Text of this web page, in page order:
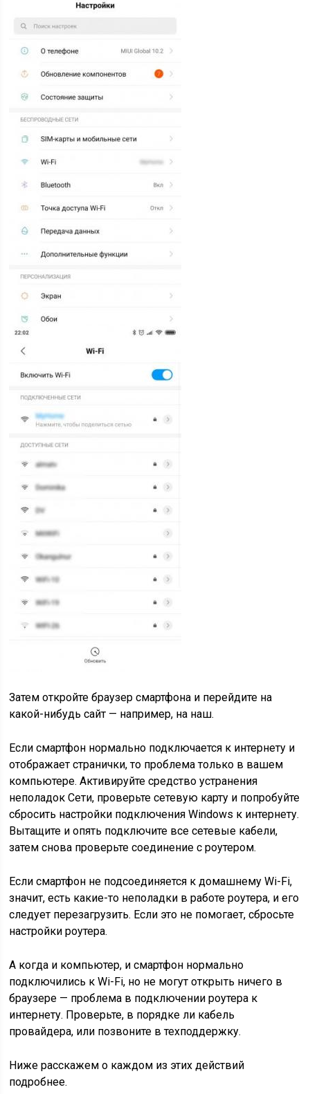
Затем откройте браузер смартфона и перейдите на
какой-нибудь сайт — например, на наш.
Если смартфон нормально подключается к интернету и
отображает странички, то проблема только в вашем
компьютере. Активируйте средство устранения
неполадок Сети, проверьте сетевую карту и попробуйте
сбросить настройки подключения Windows к интернету.
Вытащите и опять подключите все сетевые кабели,
затем снова проверьте соединение с роутером.
Если смартфон не подсоединяется к домашнему Wi-Fi,
значит, есть какие-то неполадки в работе роутера, и его
следует перезагрузить. Если это не помогает, сбросьте
настройки роутера.
А когда и компьютер, и смартфон нормально
подключились к Wi-Fi, но не могут открыть ничего в
браузере — проблема в подключении роутера к
интернету. Проверьте, в порядке ли кабель
провайдера, или позвоните в техподдержку.
Ниже расскажем о каждом из этих действий
подробнее.